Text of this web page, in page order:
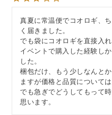
真夏に常温便でコオロギ、
く届きました。
でも袋にコオロギを直接入
イベントで購入した経験し
した。
梱包だけ、もう少しなんと
ますが価格と品質について
でも急ぎでどうしてもって
思います。